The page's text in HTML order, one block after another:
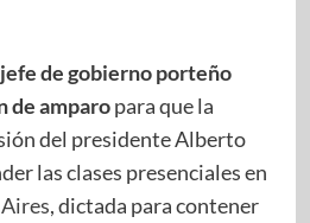
de gobierno porteño
de amparopara que la
del presidente Alberto
las clases presenciales en
, dictada para contener